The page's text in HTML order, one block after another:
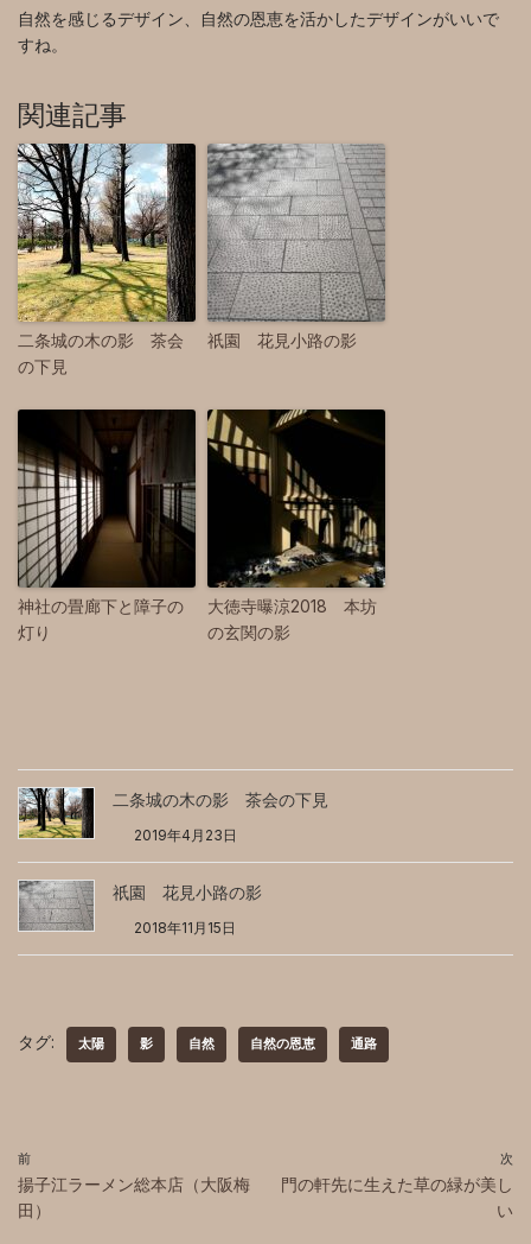
自然を感じるデザイン、自然の恩恵を活かしたデザインがいいで
すね。
関連記事
二条城の木の影 茶会
の下見
祇園 花見小路の影
神社の畳廊下と障子の
灯り
大徳寺曝涼2018 本坊
の玄関の影
二条城の木の影 茶会の下見
2019年4月23日
祇園 花見小路の影
2018年11月15日
タグ: 太陽 影 自然 自然の恩恵 通路
前
揚子江ラーメン総本店（大阪梅
田）
次
門の軒先に生えた草の緑が美し
い